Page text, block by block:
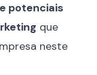
potenciais
que
neste